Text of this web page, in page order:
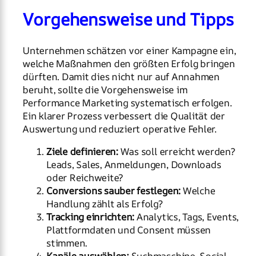
Vorgehensweise und Tipps
Unternehmen schätzen vor einer Kampagne ein,
welche Maßnahmen den größten Erfolg bringen
dürften. Damit dies nicht nur auf Annahmen
beruht, sollte die Vorgehensweise im
Performance Marketing systematisch erfolgen.
Ein klarer Prozess verbessert die Qualität der
Auswertung und reduziert operative Fehler.
Ziele definieren:Was soll erreicht werden?
Leads, Sales, Anmeldungen, Downloads
oder Reichweite?
Conversions sauber festlegen:Welche
Handlung zählt als Erfolg?
Tracking einrichten:Analytics, Tags, Events,
Plattformdaten und Consent müssen
stimmen.